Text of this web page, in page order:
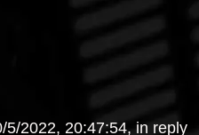
5/2022, 20:47:54, in reply